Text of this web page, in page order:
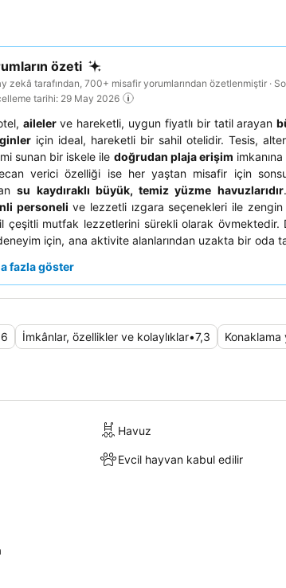
özeti
zekâ tarafından, 700+ misafir yorumlarından özetlenmiştir ·
tarihi: 29 May 2026
ailelerve hareketli, uygun fiyatlı bir tatil arayan
için ideal, hareketli bir sahil otelidir. Tesis,
sunan bir iskele ile doğrudan plaja erişim
verici özelliği ise her yaştan misafir için
su kaydıraklı büyük, temiz yüzme havuzlarıdır
personeli ve lezzetli ızgara seçenekleri ile zengin
çeşitli mutfak lezzetlerini sürekli olarak övmektedir.
için, ana aktivite alanlarından uzakta bir oda
fazla göster
İmkânlar, özellikler ve kolaylıklar•7,3 Konaklama
Havuz
Evcil hayvan kabul edilir